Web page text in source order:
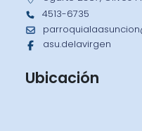
4513-6735
asu.delavirgen
Ubicación